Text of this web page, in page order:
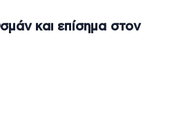
και επίσημα στον